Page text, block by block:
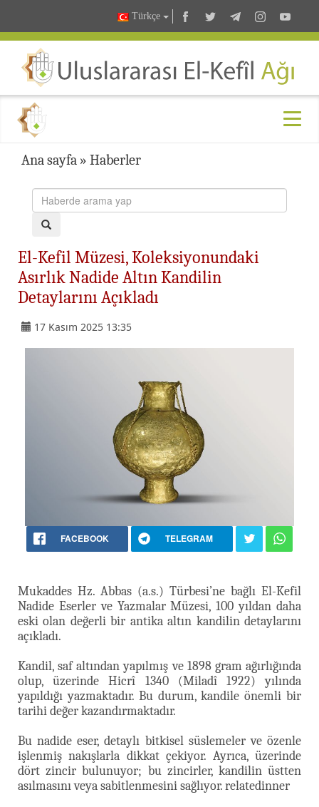
Türkçe
Ana sayfa » Haberler
El-Kefil Müzesi, Koleksiyonundaki
Asırlık Nadide Altın Kandilin
Detaylarını Açıkladı
17 Kasım 2025 13:35
FACEBOOK TELEGRAM
Mukaddes Hz. Abbas (a.s.) Türbesi’ne bağlı El-Kefil
Nadide Eserler ve Yazmalar Müzesi, 100 yıldan daha
eski olan değerli bir antika altın kandilin detaylarını
açıkladı.
Kandil, saf altından yapılmış ve 1898 gram ağırlığında
olup, üzerinde Hicrî 1340 (Miladî 1922) yılında
yapıldığı yazmaktadır. Bu durum, kandile önemli bir
tarihi değer kazandırmaktadır.
Bu nadide eser, detaylı bitkisel süslemeler ve özenle
işlenmiş nakışlarla dikkat çekiyor. Ayrıca, üzerinde
dört zincir bulunuyor; bu zincirler, kandilin üstten
asılmasını veya sabitlenmesini sağlıyor. relatedinner